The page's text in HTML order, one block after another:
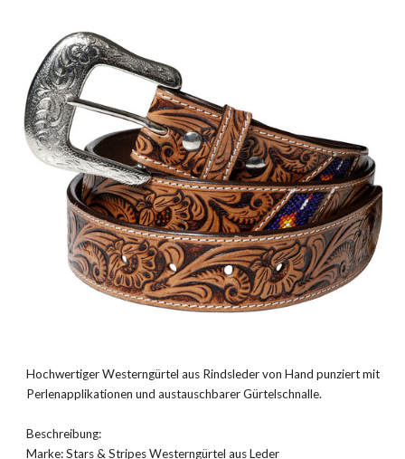
Hochwertiger Westerngürtel aus Rindsleder von Hand punziert mit
Perlenapplikationen und austauschbarer Gürtelschnalle.
Beschreibung:
Marke: Stars & Stripes Westerngürtel aus Leder